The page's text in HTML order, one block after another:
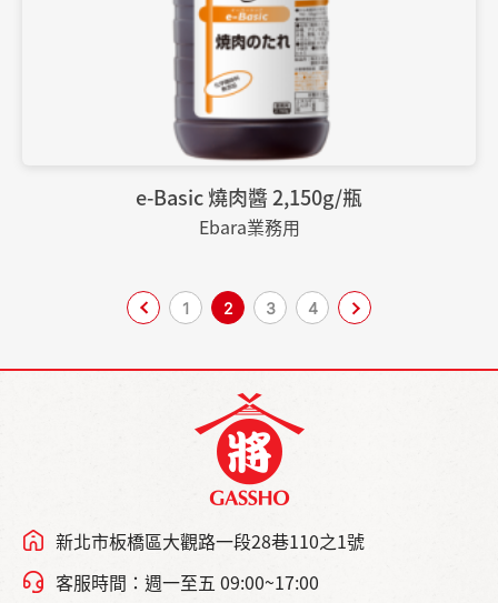
e-Basic 燒肉醬 2,150g/瓶
Ebara業務用
1 2 3 4
新北市板橋區大觀路一段28巷110之1號
客服時間：週一至五 09:00~17:00